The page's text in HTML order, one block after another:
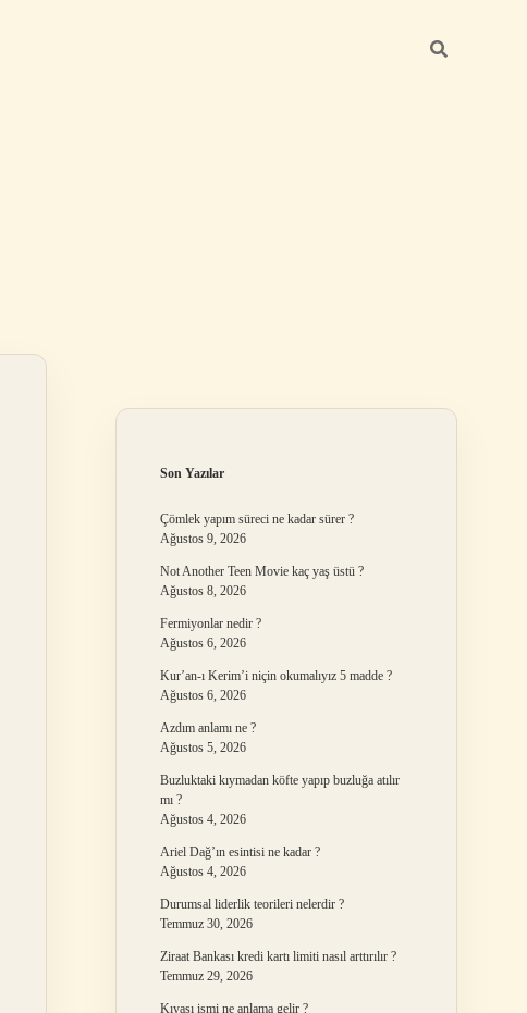
Son Yazılar
Çömlek yapım süreci ne kadar sürer ?
Ağustos 9, 2026
Not Another Teen Movie kaç yaş üstü ?
Ağustos 8, 2026
Fermiyonlar nedir ?
Ağustos 6, 2026
Kur’an-ı Kerim’i niçin okumalıyız 5 madde ?
Ağustos 6, 2026
Azdım anlamı ne ?
Ağustos 5, 2026
Buzluktaki kıymadan köfte yapıp buzluğa atılır
mı ?
Ağustos 4, 2026
Ariel Dağ’ın esintisi ne kadar ?
Ağustos 4, 2026
Durumsal liderlik teorileri nelerdir ?
Temmuz 30, 2026
Ziraat Bankası kredi kartı limiti nasıl arttırılır ?
Temmuz 29, 2026
Kıyası ismi ne anlama gelir ?